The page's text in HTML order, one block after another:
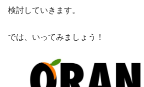
検討していきます。
では、いってみましょう！